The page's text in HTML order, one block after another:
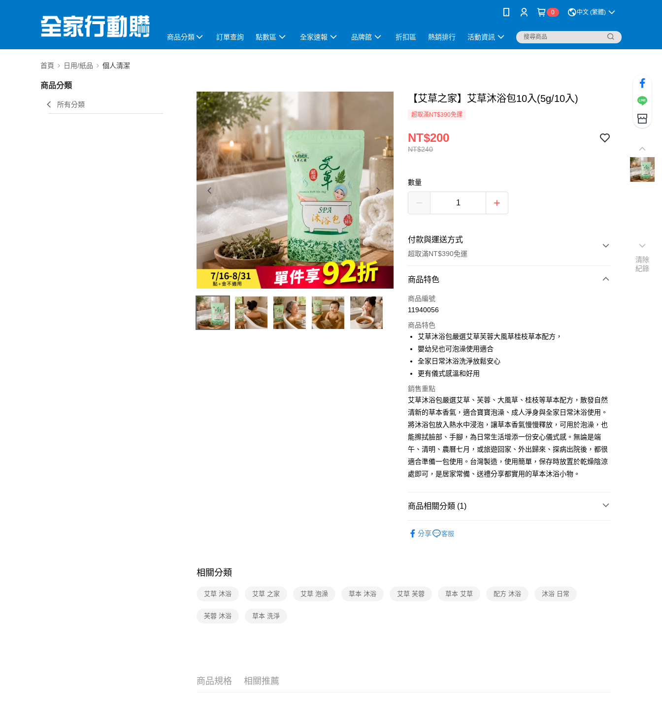
0 中文 (繁體)
商品分類 訂單查詢 點數區 全家速報 品牌館 折扣區 熱銷排行 活動資訊
首頁 日用/紙品 個人清潔
商品分類
所有分類
【艾草之家】艾草沐浴包10入(5g/10入)
超取滿NT$390免運
NT$240
NT$200
數量
付款與運送方式
超取滿NT$390免運
付款方式
全家線上支付
運送方式
全家取貨付款
每筆NT$40，滿NT$390(含以上)免運費
常溫-付款後全家取貨
每筆NT$40，滿NT$390(含以上)免運費
商品特色
商品編號
11940056
商品特色
艾草沐浴包嚴選艾草芙蓉大風草桂枝草本配方，
嬰幼兒也可泡澡使用適合
全家日常沐浴洗淨放鬆安心
更有儀式感溫和好用
銷售重點
艾草沐浴包嚴選艾草、芙蓉、大風草、桂枝等草本配方，散發自然
清新的草本香氣，適合寶寶泡澡、成人淨身與全家日常沐浴使用。
將沐浴包放入熱水中浸泡，讓草本香氣慢慢釋放，可用於泡澡，也
能擦拭臉部、手腳，為日常生活增添一份安心儀式感。無論是端
午、清明、農曆七月，或旅遊回家、外出歸來、探病出院後，都很
適合準備一包使用。台灣製造，使用簡單，保存時放置於乾燥陰涼
處即可，是居家常備、送禮分享都實用的草本沐浴小物。
商品相關分類 (1)
分享
客服
相關分類
艾草 沐浴 艾草 之家 艾草 泡澡 草本 沐浴 艾草 芙蓉 草本 艾草 配方 沐浴 沐浴 日常
芙蓉 沐浴 草本 洗淨
商品規格 相關推薦
清除
紀錄